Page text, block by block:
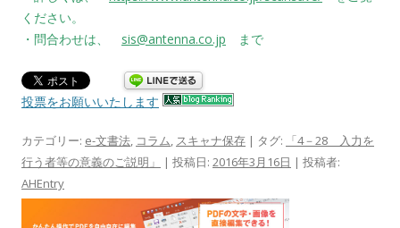
ください。
・問合わせは、 sis@antenna.co.jp まで
投票をお願いいたします
カテゴリー: e-文書法, コラム, スキャナ保存 | タグ:
「4－28 入力を
行う者等の意義のご説明」
| 投稿日: 2016年3月16日 | 投稿者:
AHEntry